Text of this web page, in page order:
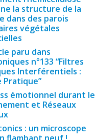
la structure de la
dans des parois
végétales
paru dans
n°133 “Filtres
Interférentiels :
Pratique”
émotionnel durant le
et Réseaux
: un microscope